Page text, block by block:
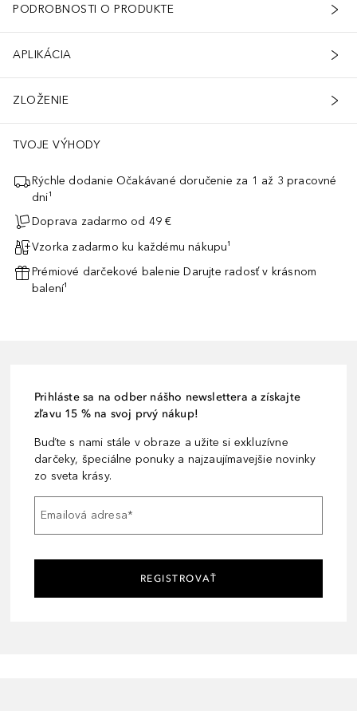
PODROBNOSTI O PRODUKTE
APLIKÁCIA
ZLOŽENIE
TVOJE VÝHODY
Rýchle dodanie Očakávané doručenie za 1 až 3 pracovné
dni¹
Doprava zadarmo od 49 €
Vzorka zadarmo ku každému nákupu¹
Prémiové darčekové balenie Darujte radosť v krásnom
balení¹
Prihláste sa na odber nášho newslettera a získajte
zľavu 15 % na svoj prvý nákup!
Buďte s nami stále v obraze a užite si exkluzívne
darčeky, špeciálne ponuky a najzaujímavejšie novinky
zo sveta krásy.
Emailová adresa*
REGISTROVAŤ